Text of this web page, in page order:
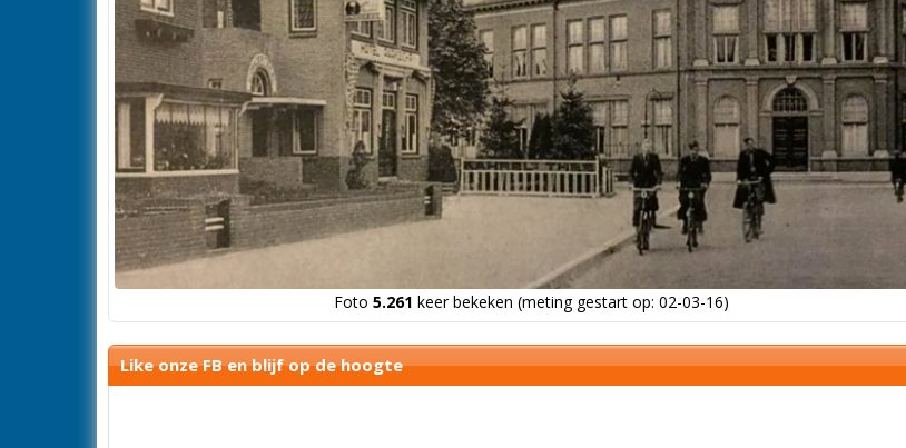
Foto 5.261 keer bekeken (meting gestart op: 02-03-16)
Like onze FB en blijf op de hoogte